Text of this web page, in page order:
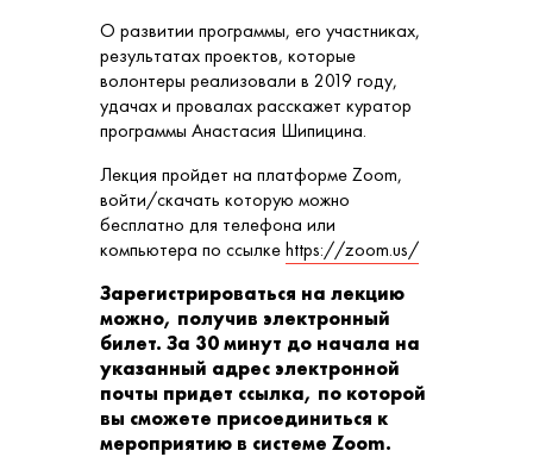
О развитии программы, его участниках,
результатах проектов, которые
волонтеры реализовали в 2019 году,
удачах и провалах расскажет куратор
программы Анастасия Шипицина.
Лекция пройдет на платформе Zoom,
войти/скачать которую можно
бесплатно для телефона или
компьютера по ссылкеhttps://zoom.us/
Зарегистрироваться на лекцию
можно, получив электронный
билет. За 30 минут до начала на
указанный адрес электронной
почты придет ссылка, по которой
вы сможете присоединиться к
мероприятию в системе Zoom.